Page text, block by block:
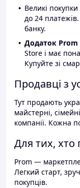
Великі
до 24
банку.
Додаток Prom
Store і має
Купуйте зі
Продавці з
Тут продають
майстерні,
компанії. Кожна
Для тих, хто
Prom —
Легкий старт,
покупців.